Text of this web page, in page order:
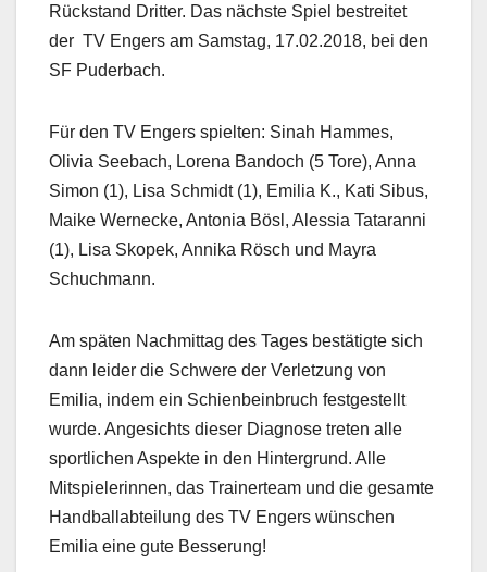
Rückstand Dritter. Das nächste Spiel bestreitet
der TV Engers am Samstag, 17.02.2018, bei den
SF Puderbach.
Für den TV Engers spielten: Sinah Hammes,
Olivia Seebach, Lorena Bandoch (5 Tore), Anna
Simon (1), Lisa Schmidt (1), Emilia K., Kati Sibus,
Maike Wernecke, Antonia Bösl, Alessia Tataranni
(1), Lisa Skopek, Annika Rösch und Mayra
Schuchmann.
Am späten Nachmittag des Tages bestätigte sich
dann leider die Schwere der Verletzung von
Emilia, indem ein Schienbeinbruch festgestellt
wurde. Angesichts dieser Diagnose treten alle
sportlichen Aspekte in den Hintergrund. Alle
Mitspielerinnen, das Trainerteam und die gesamte
Handballabteilung des TV Engers wünschen
Emilia eine gute Besserung!